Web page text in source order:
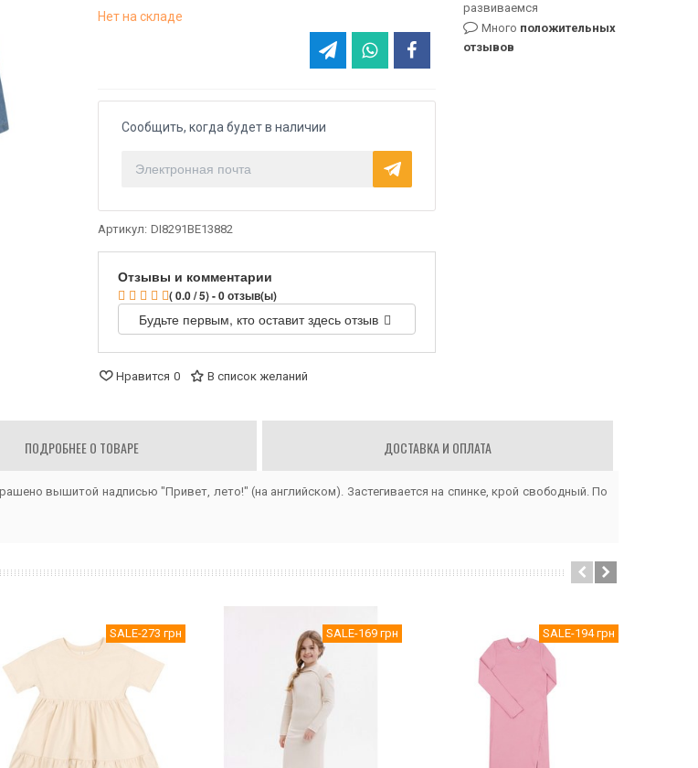
Нет на складе
Сообщить, когда будет в наличии
Артикул: DI8291BE13882
Отзывы и комментарии
( 0.0 / 5) - 0 отзыв(ы)
Будьте первым, кто оставит здесь отзыв
Нравится 0 В список желаний
развиваемся
Много положительных
отзывов
ПОДРОБНЕЕ О ТОВАРЕ ДОСТАВКА И ОПЛАТА
вышитой надписью "Привет, лето!" (на английском). Застегивается на спинке, крой свободный. По
SALE-273 грн SALE-169 грн SALE-194 грн